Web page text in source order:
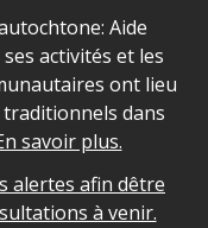
Aide
activités et les
ont lieu
dans
savoir plus.
alertes afin dêtre
à venir.